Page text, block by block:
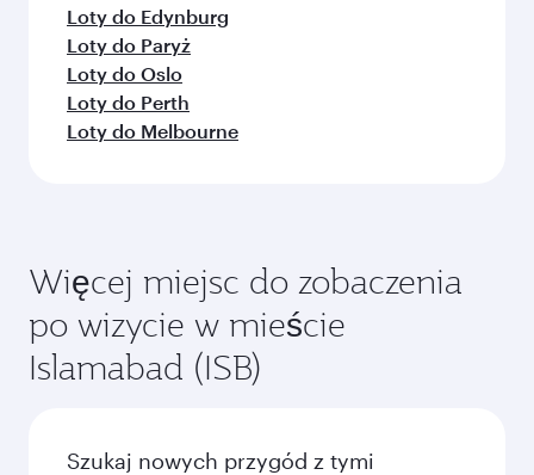
Loty do Edynburg
Loty do Paryż
Loty do Oslo
Loty do Perth
Loty do Melbourne
Więcej miejsc do zobaczenia
po wizycie w mieście
Islamabad (ISB)
Szukaj nowych przygód z tymi